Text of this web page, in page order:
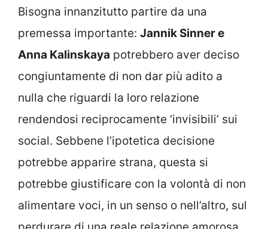
Bisogna innanzitutto partire da una
premessa importante: Jannik Sinner e
Anna Kalinskaya potrebbero aver deciso
congiuntamente di non dar più adito a
nulla che riguardi la loro relazione
rendendosi reciprocamente ‘invisibili’ sui
social. Sebbene l’ipotetica decisione
potrebbe apparire strana, questa si
potrebbe giustificare con la volontà di non
alimentare voci, in un senso o nell’altro, sul